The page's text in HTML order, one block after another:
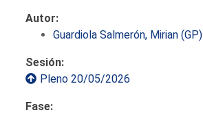
Autor:
Guardiola Salmerón, Mirian (GP)
Sesión:
Pleno 20/05/2026
Fase: